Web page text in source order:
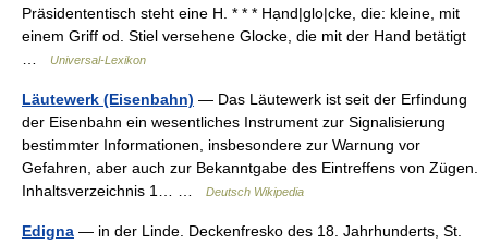
Präsidententisch steht eine H. * * * Hạnd|glo|cke, die: kleine, mit
einem Griff od. Stiel versehene Glocke, die mit der Hand betätigt
Universal-Lexikon
Läutewerk (Eisenbahn) — Das Läutewerk ist seit der Erfindung
der Eisenbahn ein wesentliches Instrument zur Signalisierung
bestimmter Informationen, insbesondere zur Warnung vor
Gefahren, aber auch zur Bekanntgabe des Eintreffens von Zügen.
Inhaltsverzeichnis 1… …
Deutsch Wikipedia
Edigna — in der Linde. Deckenfresko des 18. Jahrhunderts, St.